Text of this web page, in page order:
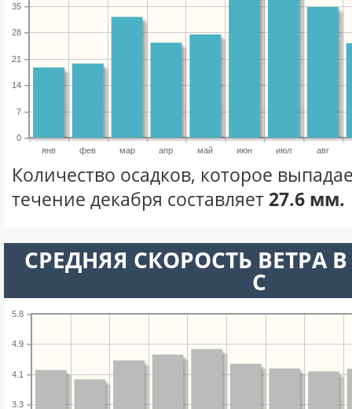
янв фев мар апр май июн июл авг
0
7
14
21
28
35
Количество осадков, которое
течение декабря составляет 27.6 мм.
СРЕДНЯЯ СКОРОСТЬ ВЕТРА
С
3.3
4.1
4.9
5.8